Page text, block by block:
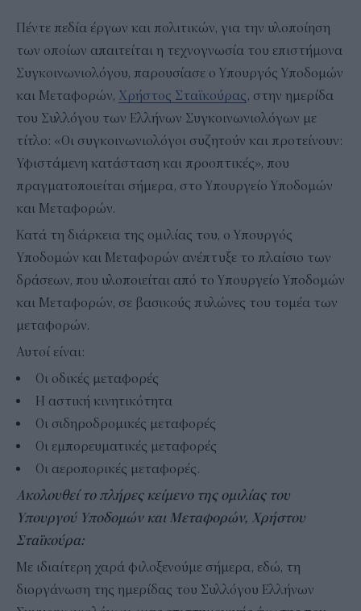
Πέντε πεδία έργων και πολιτικών, για την υλοποίηση
των οποίων απαιτείται η τεχνογνωσία του επιστήμονα
Συγκοινωνιολόγου, παρουσίασε ο Υπουργός Υποδομών
και Μεταφορών, Χρήστος Σταϊκούρας, στην ημερίδα
του Συλλόγου των Ελλήνων Συγκοινωνιολόγων με
τίτλο: «Οι συγκοινωνιολόγοι συζητούν και προτείνουν:
Υφιστάμενη κατάσταση και προοπτικές», που
πραγματοποιείται σήμερα, στο Υπουργείο Υποδομών
και Μεταφορών.
Κατά τη διάρκεια της ομιλίας του, ο Υπουργός
Υποδομών και Μεταφορών ανέπτυξε το πλαίσιο των
δράσεων, που υλοποιείται από το Υπουργείο Υποδομών
και Μεταφορών, σε βασικούς πυλώνες του τομέα των
μεταφορών.
Αυτοί είναι:
Οι οδικές μεταφορές
Η αστική κινητικότητα
Οι σιδηροδρομικές μεταφορές
Οι εμπορευματικές μεταφορές
Οι αεροπορικές μεταφορές.
Ακολουθεί το πλήρες κείμενο της ομιλίας του
Υπουργού Υποδομών και Μεταφορών, Χρήστου
Σταϊκούρα:
Με ιδιαίτερη χαρά φιλοξενούμε σήμερα, εδώ, τη
διοργάνωση της ημερίδας του Συλλόγου Ελλήνων